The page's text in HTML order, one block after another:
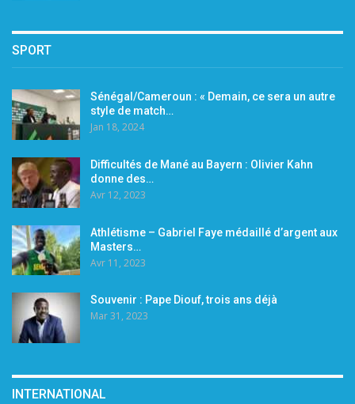
SPORT
Sénégal/Cameroun : « Demain, ce sera un autre
style de match…
Jan 18, 2024
Difficultés de Mané au Bayern : Olivier Kahn
donne des…
Avr 12, 2023
Athlétisme – Gabriel Faye médaillé d’argent aux
Masters…
Avr 11, 2023
Souvenir : Pape Diouf, trois ans déjà
Mar 31, 2023
INTERNATIONAL